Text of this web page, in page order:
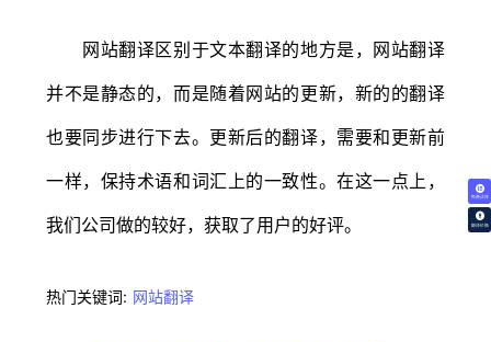
免费试译
翻译价格
网站翻译区别于文本翻译的地方是，网站翻译
并不是静态的，而是随着网站的更新，新的的翻译
也要同步进行下去。更新后的翻译，需要和更新前
一样，保持术语和词汇上的一致性。在这一点上，
我们公司做的较好，获取了用户的好评。
热门关键词: 网站翻译